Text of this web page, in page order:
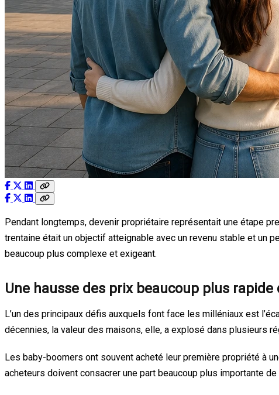
Pendant longtemps, devenir propriétaire représentait une étape
trentaine était un objectif atteignable avec un revenu stable et un
beaucoup plus complexe et exigeant.
Une hausse des prix beaucoup plus rapide
L’un des principaux défis auxquels font face les milléniaux est
décennies, la valeur des maisons, elle, a explosé dans plusieurs
Les baby-boomers ont souvent acheté leur première propriété à
acheteurs doivent consacrer une part beaucoup plus importante